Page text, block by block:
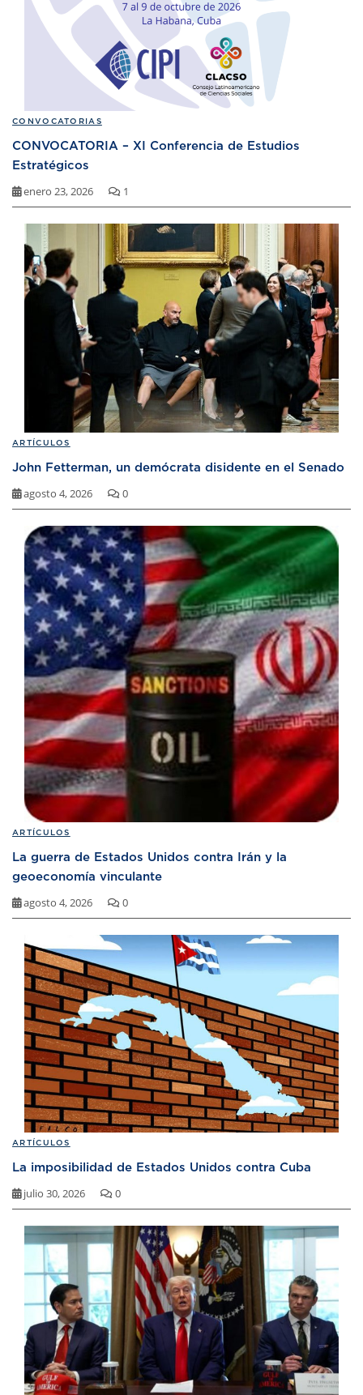
CONVOCATORIAS
CONVOCATORIA – XI Conferencia de Estudios
Estratégicos
enero 23, 2026 1
ARTÍCULOS
John Fetterman, un demócrata disidente en el Senado
agosto 4, 2026 0
ARTÍCULOS
La guerra de Estados Unidos contra Irán y la
geoeconomía vinculante
agosto 4, 2026 0
ARTÍCULOS
La imposibilidad de Estados Unidos contra Cuba
julio 30, 2026 0